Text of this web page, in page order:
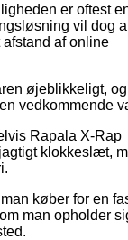
er oftest
vil dog
af online
øjeblikkeligt, og
vedkommende
Rapala X-Rap
klokkeslæt,
køber for en
man opholder